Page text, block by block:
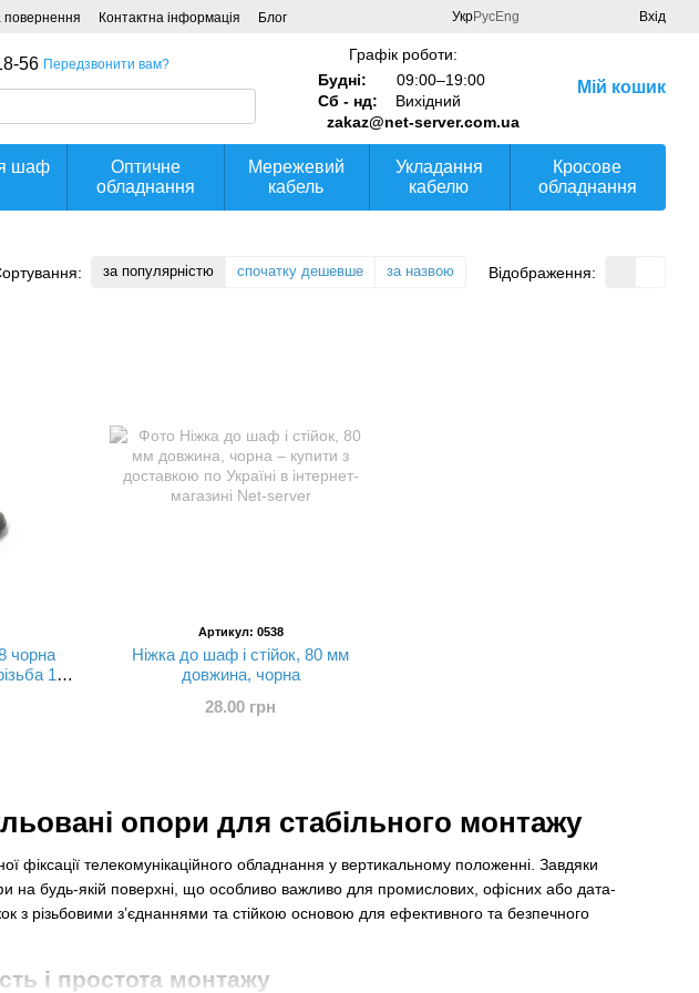
повернення Контактна інформація
Блог
УкрРусEng Вхід
56 Передзвонити вам?
Графік роботи:
Будні:
09:00–19:00
Сб - нд:
Вихідний
zakaz@net-server.com.ua
Мій кошик
шаф
Оптичне
обладнання
Мережевий
кабель
Укладання
кабелю
Кросове
обладнання
за популярністю спочатку дешевше за назвою Відображення:
опори для стабільного монтажу
фіксації телекомунікаційного обладнання у вертикальному положенні. Завдяки
на будь-якій поверхні, що особливо важливо для промислових, офісних або дата-
з різьбовими з’єднаннями та стійкою основою для ефективного та безпечного
і простота монтажу
чорна
15
Артикул: 0538
Ніжка до шаф і стійок, 80 мм
довжина, чорна
28.00 грн